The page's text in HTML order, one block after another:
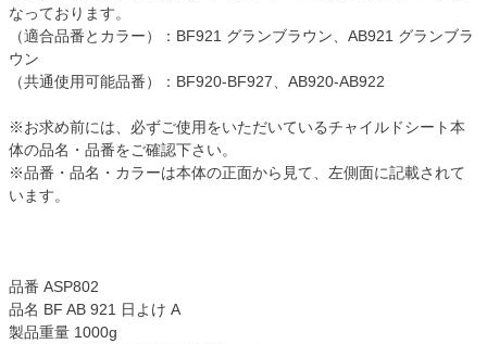
なっております。
（適合品番とカラー）：BF921 グランブラウン、AB921 グランブラ
ウン
（共通使用可能品番）：BF920-BF927、AB920-AB922
※お求め前には、必ずご使用をいただいているチャイルドシート本
体の品名・品番をご確認下さい。
※品番・品名・カラーは本体の正面から見て、左側面に記載されて
います。
品番 ASP802
品名 BF AB 921 日よけ A
製品重量 1000g